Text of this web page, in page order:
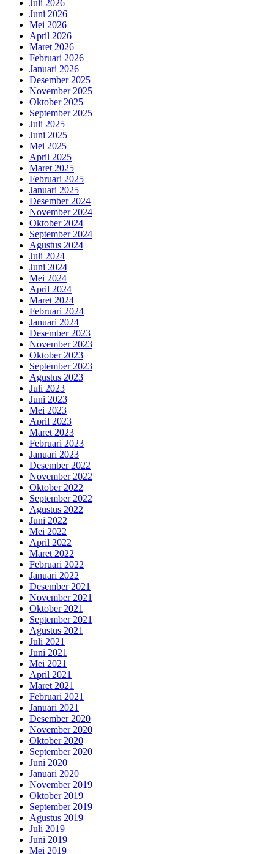
Juli 2026
Juni 2026
Mei 2026
April 2026
Maret 2026
Februari 2026
Januari 2026
Desember 2025
November 2025
Oktober 2025
September 2025
Juli 2025
Juni 2025
Mei 2025
April 2025
Maret 2025
Februari 2025
Januari 2025
Desember 2024
November 2024
Oktober 2024
September 2024
Agustus 2024
Juli 2024
Juni 2024
Mei 2024
April 2024
Maret 2024
Februari 2024
Januari 2024
Desember 2023
November 2023
Oktober 2023
September 2023
Agustus 2023
Juli 2023
Juni 2023
Mei 2023
April 2023
Maret 2023
Februari 2023
Januari 2023
Desember 2022
November 2022
Oktober 2022
September 2022
Agustus 2022
Juni 2022
Mei 2022
April 2022
Maret 2022
Februari 2022
Januari 2022
Desember 2021
November 2021
Oktober 2021
September 2021
Agustus 2021
Juli 2021
Juni 2021
Mei 2021
April 2021
Maret 2021
Februari 2021
Januari 2021
Desember 2020
November 2020
Oktober 2020
September 2020
Juni 2020
Januari 2020
November 2019
Oktober 2019
September 2019
Agustus 2019
Juli 2019
Juni 2019
Mei 2019